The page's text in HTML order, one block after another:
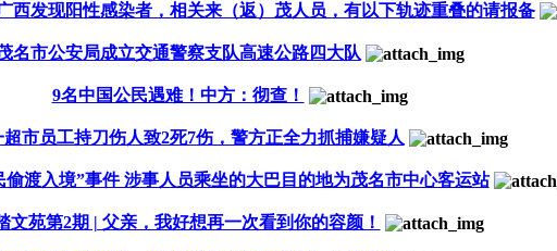
西发现阳性感染者，相关来（返）茂人员，有以下轨迹重叠的请报备
名市公安局成立交通警察支队高速公路四大队
9名中国公民遇难！中方：彻查！
市员工持刀伤人致2死7伤，警方正全力抓捕嫌疑人
偷渡入境”事件 涉事人员乘坐的大巴目的地为茂名市中心客运站
文苑第2期 | 父亲，我好想再一次看到你的容颜！